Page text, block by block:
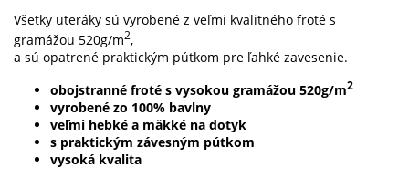
Všetky uteráky sú vyrobené z veľmi kvalitného froté s
gramážou 520g/m2,
a sú opatrené praktickým pútkom pre ľahké zavesenie.
obojstranné froté s vysokou gramážou 520g/m2
vyrobené zo 100% bavlny
veľmi hebké a mäkké na dotyk
s praktickým závesným pútkom
vysoká kvalita